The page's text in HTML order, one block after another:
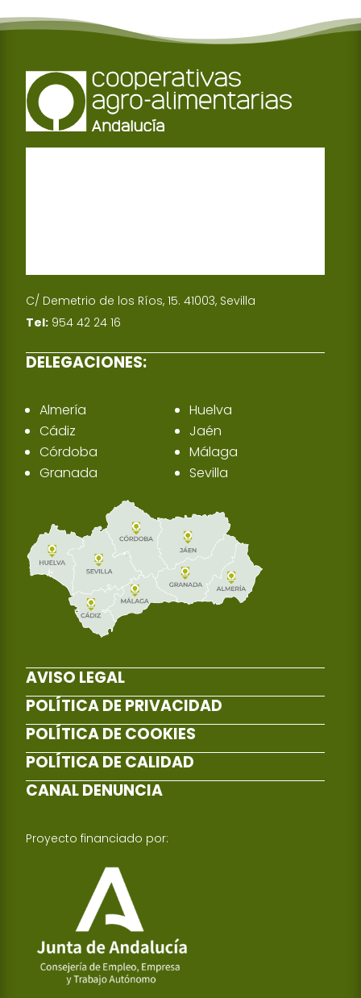
C/ Demetrio de los Ríos, 15. 41003, Sevilla
Tel: 954 42 24 16
DELEGACIONES:
Almería
Cádiz
Córdoba
Granada
Huelva
Jaén
Málaga
Sevilla
AVISO LEGAL
POLÍTICA DE PRIVACIDAD
POLÍTICA DE COOKIES
POLÍTICA DE CALIDAD
CANAL DENUNCIA
Proyecto financiado por: